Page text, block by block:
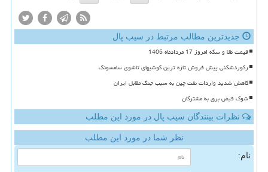
جدیدترین مطالب مرتبط در سیب پال
قیمت طلا و سکه امروز 17 مردادماه 1405
رکوردشکنی پیش فروش تازه ترین گوشیهای تاشوی سامسونگ
کاهش شدید واردات نفت چین به سبب جنگ مقابل ایران
شوک قبض برق به مشترکان
نظرات بینندگان سیب پال در مورد این مطلب
نظر شما در مورد این مطلب
نام: